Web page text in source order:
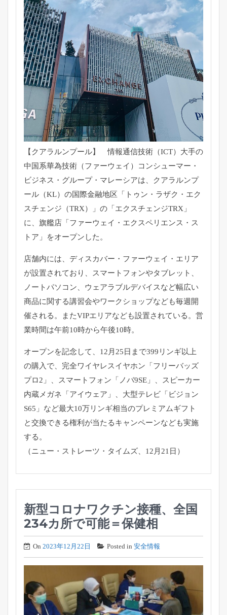
【クアラルンプール】 情報通信技術（ICT）大手の
中国系華為技術（ファーウェイ）コンシューマー・
ビジネス・グループ・マレーシアは、クアラルンプ
ール（KL）の国際金融地区「トゥン・ラザク・エク
スチェンジ（TRX）」の「エクスチェンジTRX」
に、旗艦店「ファーウェイ・エクスペリエンス・ス
トア」をオープンした。
店舗内には、ディスカバー・ファーウェイ・エリア
が設置されており、スマートフォンやタブレット、
ノートパソコン、ウェアラブルデバイスなど幅広い
商品に関する講習会やワークショップなども毎週開
催される。またVIPエリアなども設置されている。営
業時間は午前10時から午後10時。
オープンを記念して、12月25日まで399リンギ以上
の購入で、完全ワイヤレスイヤホン「フリーバッズ
プロ2」、スマートフォン「ノバ9SE」、スピーカー
内蔵メガネ「アイウェア」、大型テレビ「ビジョン
S65」など最大10万リンギ相当のプレミアムギフト
と交換できる権利が当たるキャンペーンなども実施
する。
（ニュー・ストレーツ・タイムズ、12月21日）
新型コロナワクチン接種、全国
234カ所で可能＝保健相
On 2023年12月22日 Posted in 安全情報